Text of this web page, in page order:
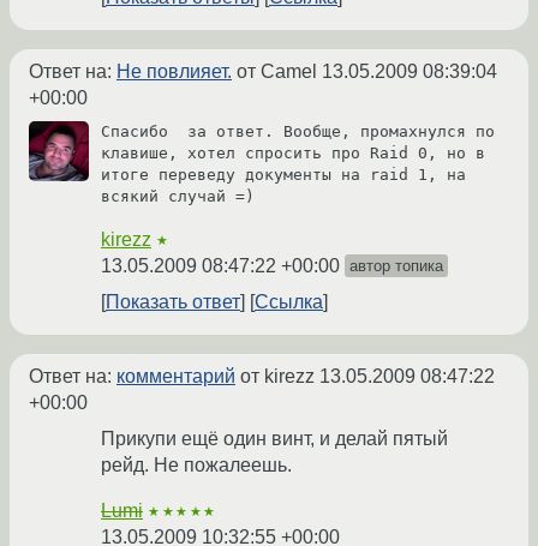
Ответ на: Не повлияет. от Camel 13.05.2009 08:39:04
+00:00
Спасибо  за ответ. Вообще, промахнулся по
клавише, хотел спросить про Raid 0, но в
итоге переведу документы на raid 1, на
всякий случай =)
kirezz ★
13.05.2009 08:47:22 +00:00 автор топика
Показать ответ Ссылка
Ответ на: комментарий от kirezz 13.05.2009 08:47:22
+00:00
Прикупи ещё один винт, и делай пятый
рейд. Не пожалеешь.
Lumi ★★★★★
13.05.2009 10:32:55 +00:00